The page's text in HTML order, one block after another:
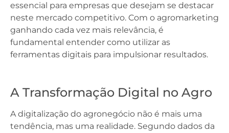
essencial para empresas que desejam se destacar
neste mercado competitivo. Com o agromarketing
ganhando cada vez mais relevância, é
fundamental entender como utilizar as
ferramentas digitais para impulsionar resultados.
A Transformação Digital no Agro
A digitalização do agronegócio não é mais uma
tendência, mas uma realidade. Segundo dados da